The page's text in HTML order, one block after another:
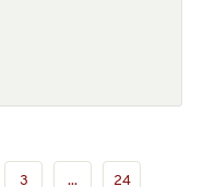
3 ... 24